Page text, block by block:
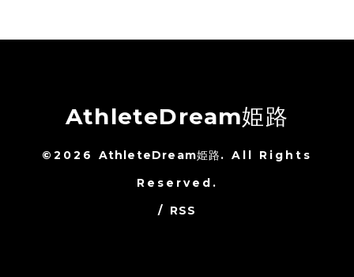
AthleteDream姫路
©2026 AthleteDream姫路. All Rights
Reserved.
/ RSS